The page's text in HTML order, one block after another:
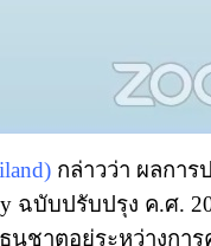
กล่าวว่า ผลกา
ฉบับปรับปรุง ค.ศ.
ชาตอยู่ระหว่างกา